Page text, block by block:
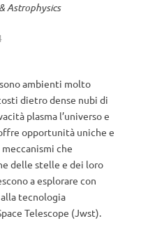
Astrophysics
ambienti molto
dietro dense nubi di
plasma l’universo e
opportunità uniche e
che
delle stelle e dei loro
a esplorare con
tecnologia
Telescope (Jwst).